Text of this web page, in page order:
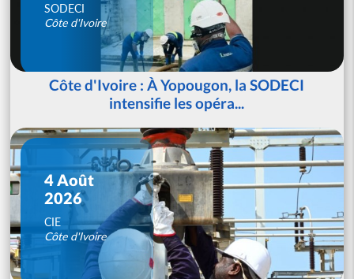
SODECI
Côte d'Ivoire
Côte d'Ivoire : À Yopougon, la SODECI
intensifie les opéra...
4 Août
2026
CIE
Côte d'Ivoire